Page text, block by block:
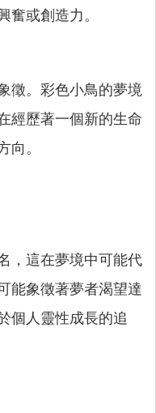
奮或創造力。
徵。彩色小鳥的夢境
經歷著一個新的生命
向。
，這在夢境中可能代
能象徵著夢者渴望達
個人靈性成長的追